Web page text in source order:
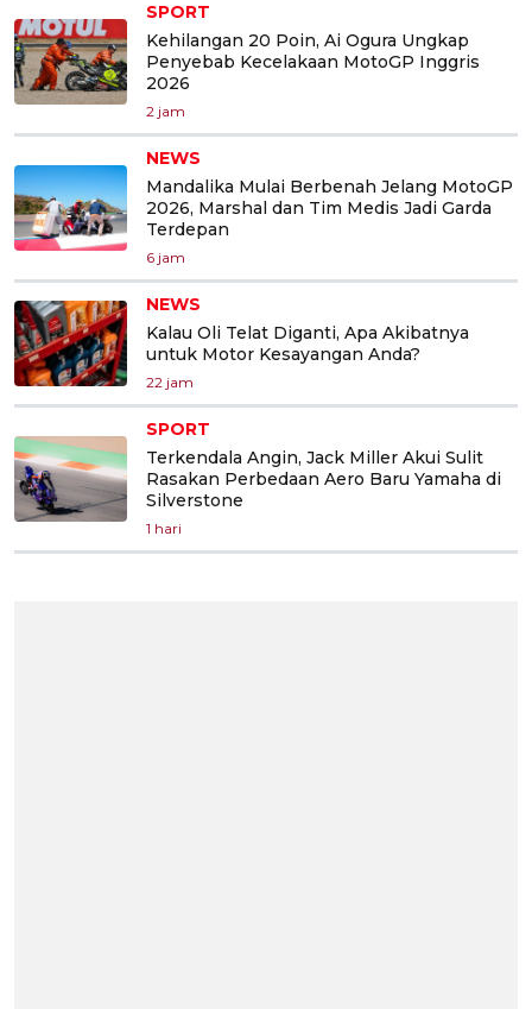
SPORT
Kehilangan 20 Poin, Ai Ogura Ungkap
Penyebab Kecelakaan MotoGP Inggris
2026
2 jam
NEWS
Mandalika Mulai Berbenah Jelang MotoGP
2026, Marshal dan Tim Medis Jadi Garda
Terdepan
6 jam
NEWS
Kalau Oli Telat Diganti, Apa Akibatnya
untuk Motor Kesayangan Anda?
22 jam
SPORT
Terkendala Angin, Jack Miller Akui Sulit
Rasakan Perbedaan Aero Baru Yamaha di
Silverstone
1 hari